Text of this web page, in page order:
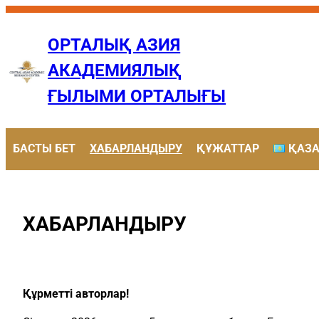
Перейти
содержимомуОРТАЛЫҚ АЗИЯ
АКАДЕМИЯЛЫҚ
ҒЫЛЫМИ ОРТАЛЫҒЫ
БАСТЫ БЕТ ХАБАРЛАНДЫРУ ҚҰЖАТТАР
ХАБАРЛАНДЫРУ
Құрметті авторлар!